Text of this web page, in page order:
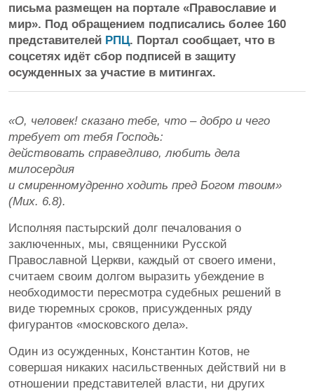
письма размещен на портале «Православие и
мир». Под обращением подписались более 160
представителей РПЦ. Портал сообщает, что в
соцсетях идёт сбор подписей в защиту
осужденных за участие в митингах.
«О, человек! сказано тебе, что – добро и чего
требует от тебя Господь:
действовать справедливо, любить дела
милосердия
и смиренномудренно ходить пред Богом твоим»
(Мих. 6.8).
Исполняя пастырский долг печалования о
заключенных, мы, священники Русской
Православной Церкви, каждый от своего имени,
считаем своим долгом выразить убеждение в
необходимости пересмотра судебных решений в
виде тюремных сроков, присужденных ряду
фигурантов «московского дела».
Один из осужденных, Константин Котов, не
совершая никаких насильственных действий ни в
отношении представителей власти, ни других